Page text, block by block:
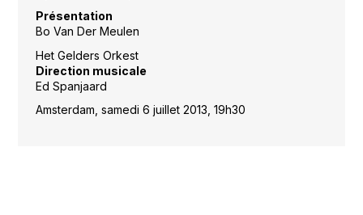
Présentation
Bo Van Der Meulen
Het Gelders Orkest
Direction musicale
Ed Spanjaard
Amsterdam, samedi 6 juillet 2013, 19h30